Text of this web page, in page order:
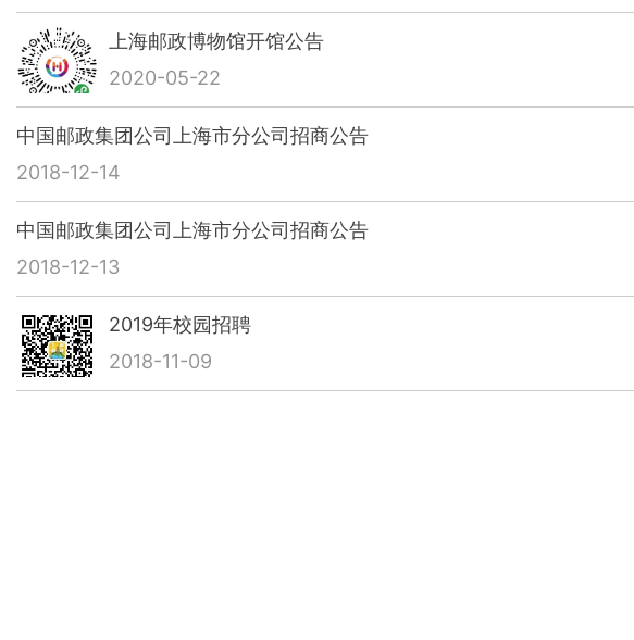
上海邮政博物馆开馆公告
2020-05-22
中国邮政集团公司上海市分公司招商公告
2018-12-14
中国邮政集团公司上海市分公司招商公告
2018-12-13
2019年校园招聘
2018-11-09